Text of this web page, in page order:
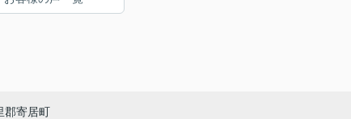
っていいそうです
郡寄居町